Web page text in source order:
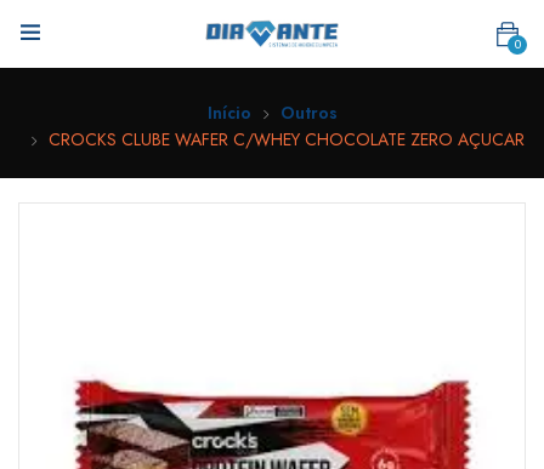
0
Início
Outros
CROCKS CLUBE WAFER C/WHEY CHOCOLATE ZERO AÇUCAR